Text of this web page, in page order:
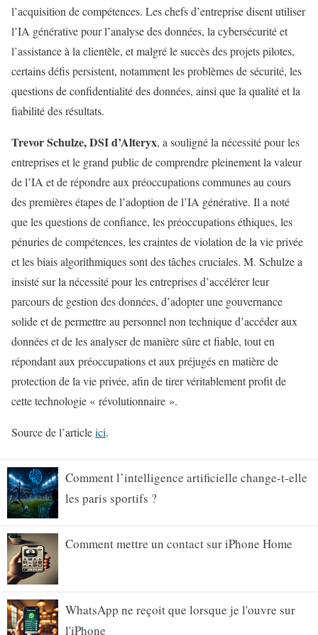
l’acquisition de compétences. Les chefs d’entreprise disent utiliser
l’IA générative pour l’analyse des données, la cybersécurité et
l’assistance à la clientèle, et malgré le succès des projets pilotes,
certains défis persistent, notamment les problèmes de sécurité, les
questions de confidentialité des données, ainsi que la qualité et la
fiabilité des résultats.
Trevor Schulze, DSI d’Alteryx, a souligné la nécessité pour les
entreprises et le grand public de comprendre pleinement la valeur
de l’IA et de répondre aux préoccupations communes au cours
des premières étapes de l’adoption de l’IA générative. Il a noté
que les questions de confiance, les préoccupations éthiques, les
pénuries de compétences, les craintes de violation de la vie privée
et les biais algorithmiques sont des tâches cruciales. M. Schulze a
insisté sur la nécessité pour les entreprises d’accélérer leur
parcours de gestion des données, d’adopter une gouvernance
solide et de permettre au personnel non technique d’accéder aux
données et de les analyser de manière sûre et fiable, tout en
répondant aux préoccupations et aux préjugés en matière de
protection de la vie privée, afin de tirer véritablement profit de
cette technologie « révolutionnaire ».
Source de l’articleici.
Comment l’intelligence artificielle change-t-elle
les paris sportifs ?
Comment mettre un contact sur iPhone Home
WhatsApp ne reçoit que lorsque je l'ouvre sur
l'iPhone